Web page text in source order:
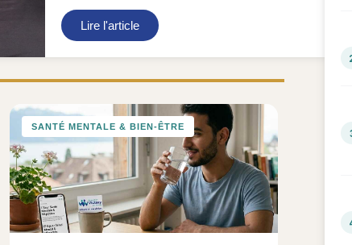
Lire l'article
SANTÉ MENTALE & BIEN-ÊTRE
Page
Page